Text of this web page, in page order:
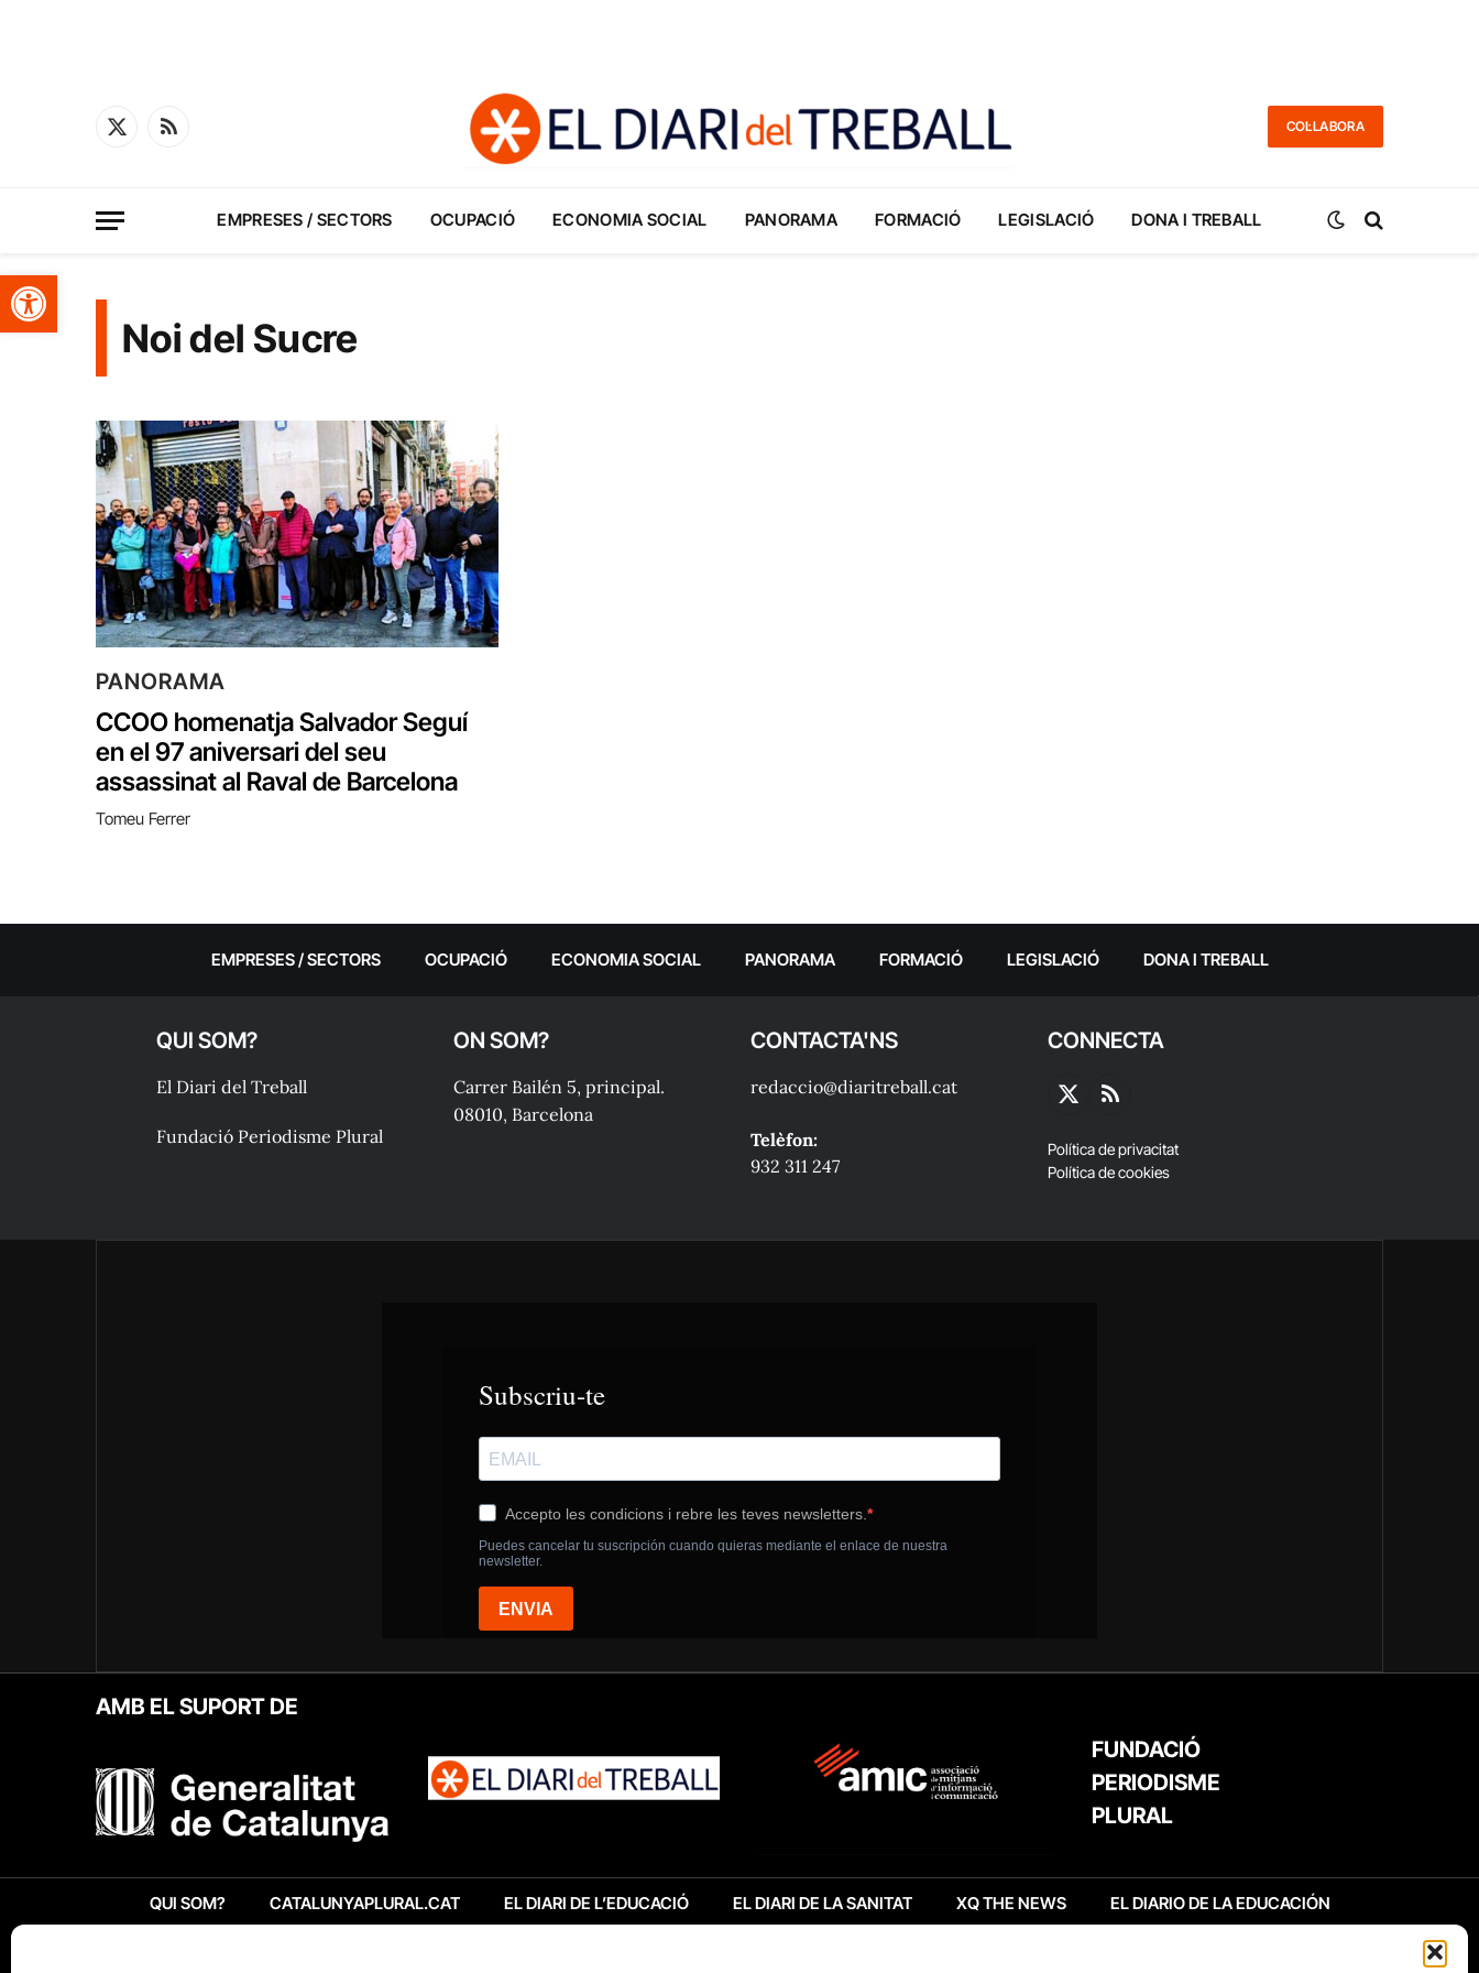
Obre la barra d'eines
X
RSS
COL·LABORA
EMPRESES / SECTORS OCUPACIÓ ECONOMIA SOCIAL PANORAMA FORMACIÓ LEGISLACIÓ DONA I TREBALL
Noi del Sucre
PANORAMA
CCOO homenatja Salvador Seguí
en el 97 aniversari del seu
assassinat al Raval de Barcelona
Tomeu Ferrer
EMPRESES / SECTORS OCUPACIÓ ECONOMIA SOCIAL PANORAMA FORMACIÓ LEGISLACIÓ DONA I TREBALL
QUI SOM?
El Diari del Treball
Fundació Periodisme Plural
ON SOM?
Carrer Bailén 5, principal.
08010, Barcelona
CONTACTA'NS
redaccio@diaritreball.cat
Telèfon:
932 311 247
CONNECTA
X
RSS
Política de privacitat
Política de cookies
AMB EL SUPORT DE
FUNDACIÓ
PERIODISME
PLURAL
QUI SOM? CATALUNYAPLURAL.CAT EL DIARI DE L’EDUCACIÓ EL DIARI DE LA SANITAT XQ THE NEWS EL DIARIO DE LA EDUCACIÓN